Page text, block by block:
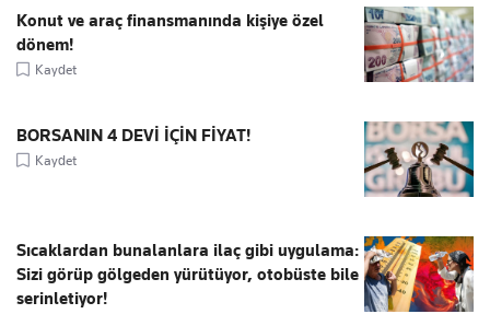
Konut ve araç finansmanında kişiye özel
dönem!
Kaydet
BORSANIN 4 DEVİ İÇİN FİYAT!
Kaydet
Sıcaklardan bunalanlara ilaç gibi uygulama:
Sizi görüp gölgeden yürütüyor, otobüste bile
serinletiyor!